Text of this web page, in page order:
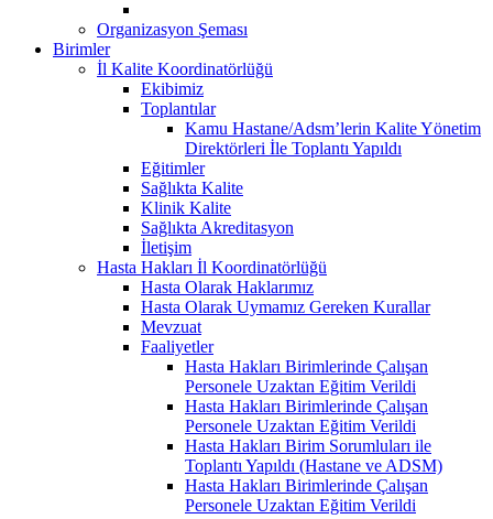
Organizasyon Şeması
Birimler
İl Kalite Koordinatörlüğü
Ekibimiz
Toplantılar
Kamu Hastane/Adsm’lerin Kalite Yönetim
Direktörleri İle Toplantı Yapıldı
Eğitimler
Sağlıkta Kalite
Klinik Kalite
Sağlıkta Akreditasyon
İletişim
Hasta Hakları İl Koordinatörlüğü
Hasta Olarak Haklarımız
Hasta Olarak Uymamız Gereken Kurallar
Mevzuat
Faaliyetler
Hasta Hakları Birimlerinde Çalışan
Personele Uzaktan Eğitim Verildi
Hasta Hakları Birimlerinde Çalışan
Personele Uzaktan Eğitim Verildi
Hasta Hakları Birim Sorumluları ile
Toplantı Yapıldı (Hastane ve ADSM)
Hasta Hakları Birimlerinde Çalışan
Personele Uzaktan Eğitim Verildi